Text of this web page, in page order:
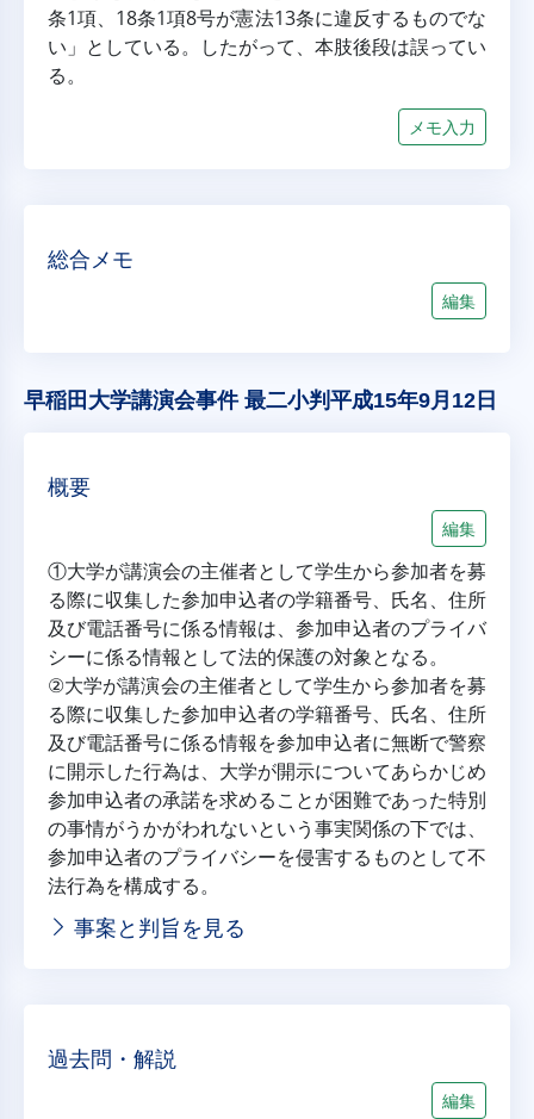
条1項、18条1項8号が憲法13条に違反するものでな
い」としている。したがって、本肢後段は誤ってい
る。
メモ入力
総合メモ
編集
早稲田大学講演会事件 最二小判平成15年9月12日
概要
編集
①大学が講演会の主催者として学生から参加者を募
る際に収集した参加申込者の学籍番号、氏名、住所
及び電話番号に係る情報は、参加申込者のプライバ
シーに係る情報として法的保護の対象となる。
②大学が講演会の主催者として学生から参加者を募
る際に収集した参加申込者の学籍番号、氏名、住所
及び電話番号に係る情報を参加申込者に無断で警察
に開示した行為は、大学が開示についてあらかじめ
参加申込者の承諾を求めることが困難であった特別
の事情がうかがわれないという事実関係の下では、
参加申込者のプライバシーを侵害するものとして不
法行為を構成する。
事案と判旨を見る
過去問・解説
編集